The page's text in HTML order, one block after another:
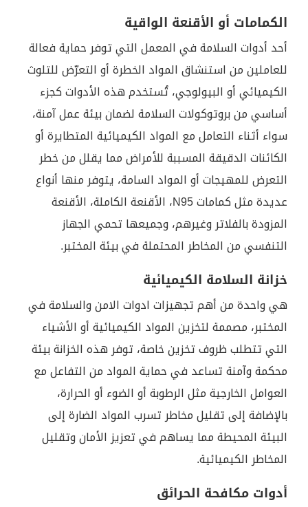
الكمامات أو الأقنعة الواقية
أحد أدوات السلامة في المعمل التي توفر حماية فعالة
للعاملين من استنشاق المواد الخطرة أو التعرّض للتلوث
الكيميائي أو البيولوجي، تُستخدم هذه الأدوات كجزء
أساسي من بروتوكولات السلامة لضمان بيئة عمل آمنة،
سواء أثناء التعامل مع المواد الكيميائية المتطايرة أو
الكائنات الدقيقة المسببة للأمراض مما يقلل من خطر
التعرض للمهيجات أو المواد السامة، يتوفر منها أنواع
عديدة مثل كمامات N95، الأقنعة الكاملة، الأقنعة
المزودة بالفلاتر وغيرهم، وجميعها تحمي الجهاز
التنفسي من المخاطر المحتملة في بيئة المختبر.
خزانة السلامة الكيميائية
هي واحدة من أهم تجهيزات ادوات الامن والسلامة في
المختبر، مصممة لتخزين المواد الكيميائية أو الأشياء
التي تتطلب ظروف تخزين خاصة، توفر هذه الخزانة بيئة
محكمة وآمنة تساعد في حماية المواد من التفاعل مع
العوامل الخارجية مثل الرطوبة أو الضوء أو الحرارة،
بالإضافة إلى تقليل مخاطر تسرب المواد الضارة إلى
البيئة المحيطة مما يساهم في تعزيز الأمان وتقليل
المخاطر الكيميائية.
أدوات مكافحة الحرائق